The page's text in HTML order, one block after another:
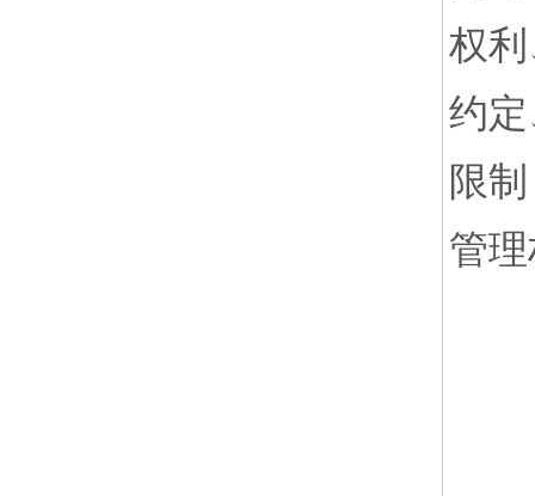
权
约
限
管